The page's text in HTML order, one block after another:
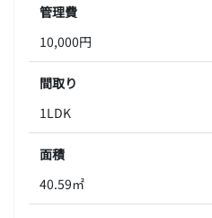
管理費
10,000円
間取り
1LDK
面積
40.59㎡